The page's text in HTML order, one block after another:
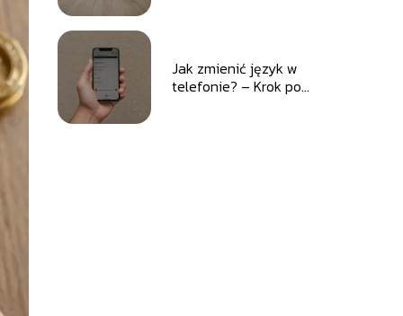
Jak zmienić język w
telefonie? – Krok po